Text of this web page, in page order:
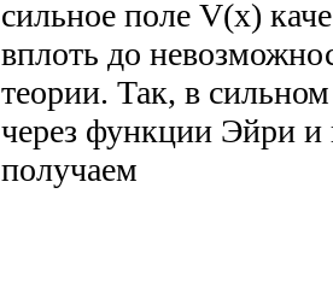
сильное поле V(x)
вплоть до
теории. Так, в
через функции Эйри и
получаем